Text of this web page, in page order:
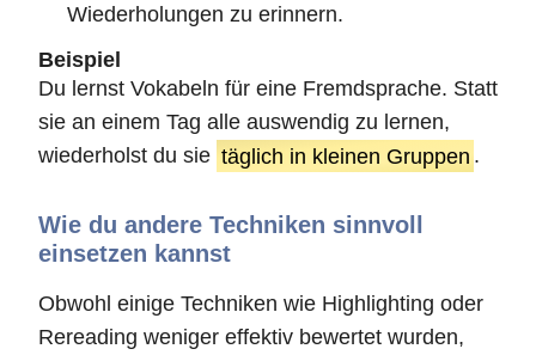
Wiederholungen zu erinnern.
Beispiel
Du lernst Vokabeln für eine Fremdsprache. Statt
sie an einem Tag alle auswendig zu lernen,
wiederholst du sie täglich in kleinen Gruppen .
Wie du andere Techniken sinnvoll
einsetzen kannst
Obwohl einige Techniken wie Highlighting oder
Rereading weniger effektiv bewertet wurden,